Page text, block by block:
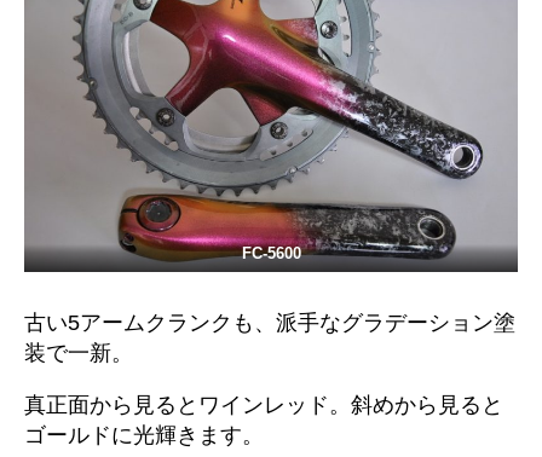
FC-5600
古い5アームクランクも、派手なグラデーション塗
装で一新。
真正面から見るとワインレッド。斜めから見ると
ゴールドに光輝きます。